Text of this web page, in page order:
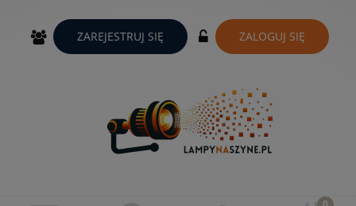
ZAREJESTRUJ SIĘ ZALOGUJ SIĘ